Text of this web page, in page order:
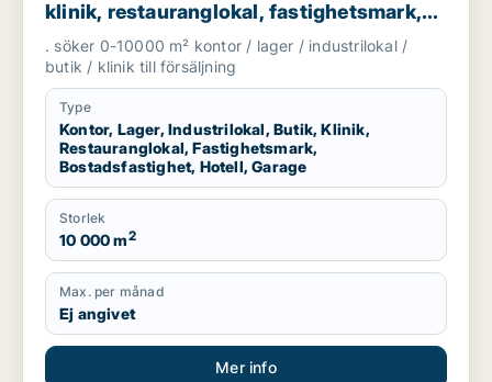
klinik, restauranglokal, fastighetsmark,
bostadsfastighet, hotell eller garage till
salu i Göteborg
. söker 0-10000 m² kontor / lager / industrilokal /
butik / klinik till försäljning
Type
Kontor, Lager, Industrilokal, Butik, Klinik,
Restauranglokal, Fastighetsmark,
Bostadsfastighet, Hotell, Garage
Storlek
10 000 m2
Max. per månad
Ej angivet
Mer info